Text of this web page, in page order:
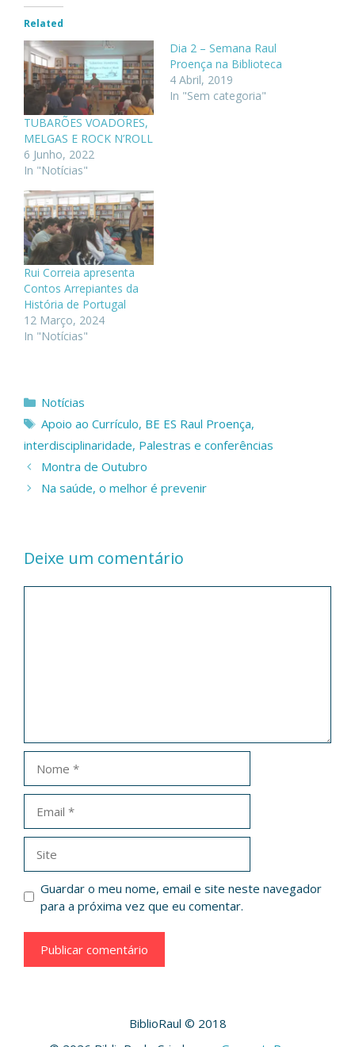
Related
TUBARÕES VOADORES,
MELGAS E ROCK N’ROLL
6 Junho, 2022
In "Notícias"
Dia 2 – Semana Raul
Proença na Biblioteca
4 Abril, 2019
In "Sem categoria"
Rui Correia apresenta
Contos Arrepiantes da
História de Portugal
12 Março, 2024
In "Notícias"
Categorias
Notícias
Etiquetas
Apoio ao Currículo, BE ES Raul Proença,
interdisciplinaridade, Palestras e conferências
Montra de Outubro
Na saúde, o melhor é prevenir
Deixe um comentário
Guardar o meu nome, email e site neste navegador
para a próxima vez que eu comentar.
BiblioRaul © 2018